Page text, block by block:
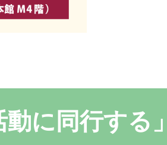
に同行する」